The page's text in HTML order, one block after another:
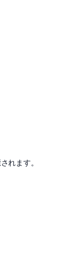
れます。